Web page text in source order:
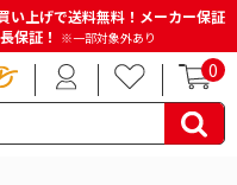
い上げで送料無料！メーカー保証
保証！
※一部対象外あり
0
ー・健康家電